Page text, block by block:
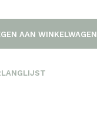
AAN WINKELWAGEN